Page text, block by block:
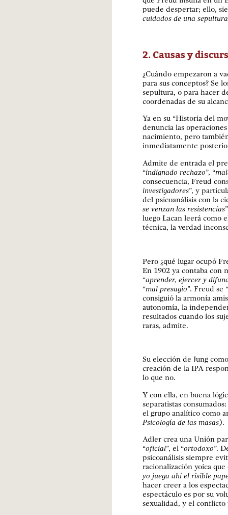
puede despertar; ello,
cuidados de una
2. Causas y
¿Cuándo empezaron a
para sus conceptos? Se
sepultura, o para hacer
coordenadas de su
Ya en su “Historia del
denuncia las
nacimiento, pero
inmediatamente
Admite de entrada el
“indignado rechazo”, “
consecuencia, Freud
investigadores”, y
del psicoanálisis con la
se venzan las resistencias
luego Lacan leerá como
técnica, la verdad
Pero ¿qué lugar ocupó
En 1902 ya contaba con
“aprender, ejercer y
“mal presagio”. Freud se “
consiguió la armonía
autonomía, la
resultados cuando los
raras, admite.
Su elección de Jung
creación de la IPA
lo que no.
Y con ella, en buena
separatistas
el grupo analítico como
Psicología de las masas).
Adler crea una Unión
“oficial”, el “ortodoxo”.
psicoanálisis siempre
racionalización yoica
yo juega ahí el risible
hacer creer a los
espectáculo es por su
sexualidad, y el